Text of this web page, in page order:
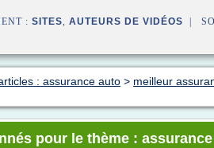
: SITES, AUTEURS DE VIDÉOS |
: assurance auto > meilleur
pour le thème :